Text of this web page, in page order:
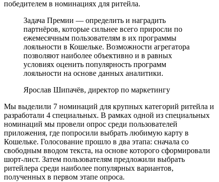
победителем в номинациях для ритейла.
Задача Премии — определить и наградить
партнёров, которые сильнее всего приросли по
ежемесячным пользователям в их программы
лояльности в Кошельке. Возможности агрегатора
позволяют наиболее объективно и в равных
условиях оценить популярность программ
лояльности на основе данных аналитики.
Ярослав Шипачёв, директор по маркетингу
Мы выделили 7 номинаций для крупных категорий ритейла и
разработали 4 специальных. В рамках одной из специальных
номинаций мы провели опрос среди пользователей
приложения, где попросили выбрать любимую карту в
Кошельке. Голосование прошло в два этапа: сначала со
свободным вводом текста, на основе которого сформировали
шорт-лист. Затем пользователям предложили выбрать
ритейлера среди наиболее популярных вариантов,
полученных в первом этапе опроса.